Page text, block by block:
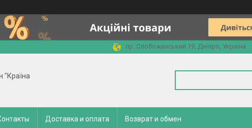
пр. Слобожанський 19, Дніпро, Україна
"Країна
Доставка и оплата Возврат и обмен